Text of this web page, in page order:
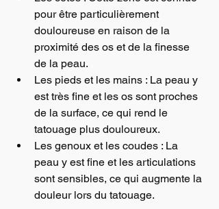
pour être particulièrement
douloureuse en raison de la
proximité des os et de la finesse
de la peau.
Les pieds et les mains : La peau y
est très fine et les os sont proches
de la surface, ce qui rend le
tatouage plus douloureux.
Les genoux et les coudes : La
peau y est fine et les articulations
sont sensibles, ce qui augmente la
douleur lors du tatouage.